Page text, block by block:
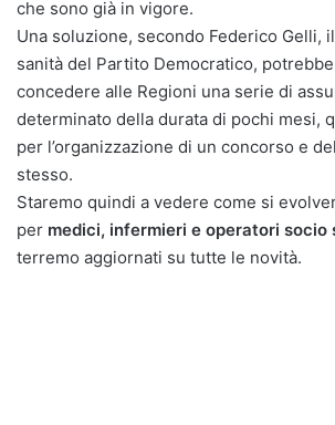
che sono già in vigore.
Una soluzione, secondo Federico Gelli,
sanità del Partito Democratico,
concedere alle Regioni una serie di
determinato della durata di pochi mesi,
per l’organizzazione di un concorso e
stesso.
Staremo quindi a vedere come si
per medici, infermieri e operatori socio
terremo aggiornati su tutte le novità.